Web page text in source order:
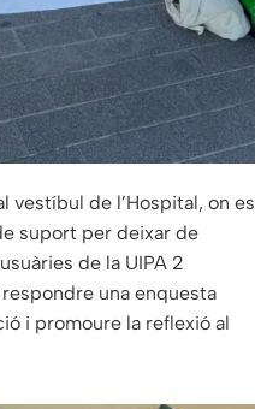
vestíbul de l’Hospital, on es
suport per deixar de
de la UIPA 2
una enquesta
i promoure la reflexió al